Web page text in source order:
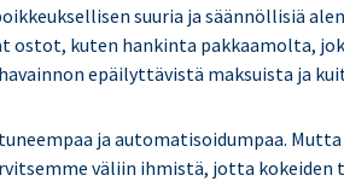
suuria ja säännöllisiä
ostot, kuten hankinta pakkaamolta,
epäilyttävistä maksuista ja
ja automatisoidumpaa.
väliin ihmistä, jotta kokeiden